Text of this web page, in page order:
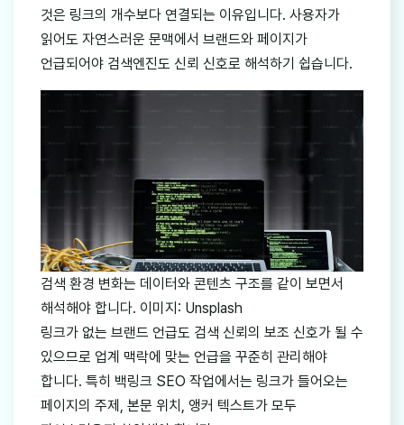
것은 링크의 개수보다 연결되는 이유입니다. 사용자가
읽어도 자연스러운 문맥에서 브랜드와 페이지가
언급되어야 검색엔진도 신뢰 신호로 해석하기 쉽습니다.
검색 환경 변화는 데이터와 콘텐츠 구조를 같이 보면서
해석해야 합니다. 이미지: Unsplash
링크가 없는 브랜드 언급도 검색 신뢰의 보조 신호가 될 수
있으므로 업계 맥락에 맞는 언급을 꾸준히 관리해야
합니다. 특히 백링크 SEO 작업에서는 링크가 들어오는
페이지의 주제, 본문 위치, 앵커 텍스트가 모두